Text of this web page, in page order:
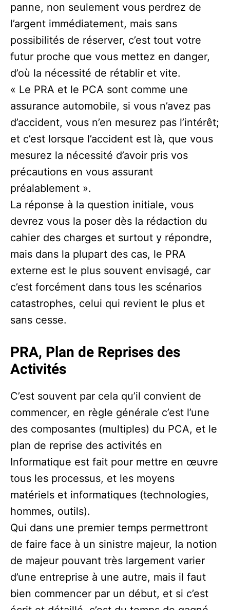
panne, non seulement vous perdrez de
l’argent immédiatement, mais sans
possibilités de réserver, c’est tout votre
futur proche que vous mettez en danger,
d’où la nécessité de rétablir et vite.
« Le PRA et le PCA sont comme une
assurance automobile, si vous n’avez pas
d’accident, vous n’en mesurez pas l’intérêt;
et c’est lorsque l’accident est là, que vous
mesurez la nécessité d’avoir pris vos
précautions en vous assurant
préalablement ».
La réponse à la question initiale, vous
devrez vous la poser dès la rédaction du
cahier des charges et surtout y répondre,
mais dans la plupart des cas, le PRA
externe est le plus souvent envisagé, car
c’est forcément dans tous les scénarios
catastrophes, celui qui revient le plus et
sans cesse.
PRA, Plan de Reprises des
Activités
C’est souvent par cela qu’il convient de
commencer, en règle générale c’est l’une
des composantes (multiples) du PCA, et le
plan de reprise des activités en
Informatique est fait pour mettre en œuvre
tous les processus, et les moyens
matériels et informatiques (technologies,
hommes, outils).
Qui dans une premier temps permettront
de faire face à un sinistre majeur, la notion
de majeur pouvant très largement varier
d’une entreprise à une autre, mais il faut
bien commencer par un début, et si c’est